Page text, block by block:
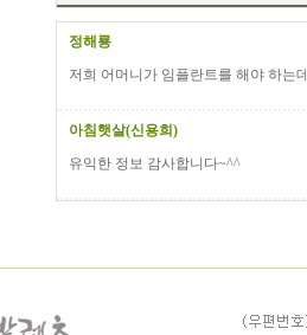
정해룡
저희 어머니가 임플란트를 해야 하는
아침햇살(신용희)
유익한 정보 감사합니다~^^